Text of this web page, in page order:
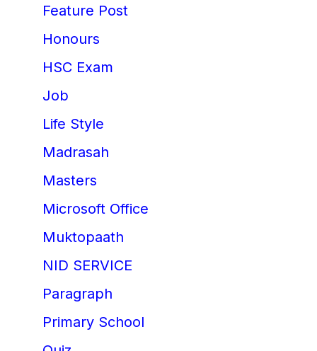
Feature Post
Honours
HSC Exam
Job
Life Style
Madrasah
Masters
Microsoft Office
Muktopaath
NID SERVICE
Paragraph
Primary School